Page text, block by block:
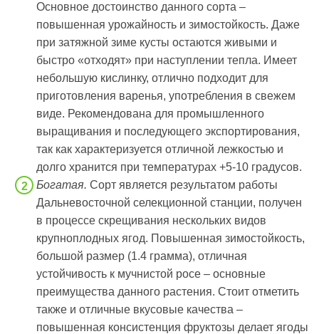
Основное достоинство данного сорта –
повышенная урожайность и зимостойкость. Даже
при затяжной зиме кусты остаются живыми и
быстро «отходят» при наступлении тепла. Имеет
небольшую кислинку, отлично подходит для
приготовления варенья, употребления в свежем
виде. Рекомендована для промышленного
выращивания и последующего экспортирования,
так как характеризуется отличной лежкостью и
долго хранится при температурах +5-10 градусов.
Богатая.Сорт является результатом работы
Дальневосточной селекционной станции, получен
в процессе скрещивания нескольких видов
крупноплодных ягод. Повышенная зимостойкость,
большой размер (1.4 грамма), отличная
устойчивость к мучнистой росе – основные
преимущества данного растения. Стоит отметить
также и отличные вкусовые качества –
повышенная консистенция фруктозы делает ягоды